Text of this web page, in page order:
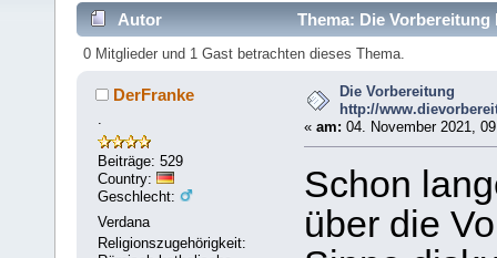
Autor Thema: Die
0 Mitglieder und 1 Gast betrachten dieses Thema.
DerFranke
Beiträge: 529
Country:
Geschlecht:
Verdana
Religionszugehörigkeit:
Die Vorbereitung
http://
« am: 04. November 2021,
Schon
über die